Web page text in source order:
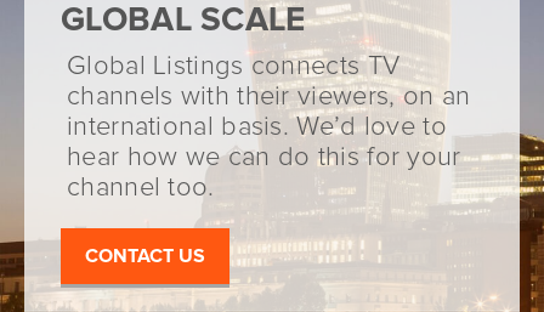
GLOBAL SCALE
Global Listings connects TV
channels with their viewers, on an
international basis. We’d love to
hear how we can do this for your
channel too.
CONTACT US